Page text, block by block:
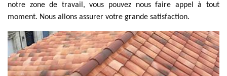
notre zone de travail, vous pouvez nous faire appel à tout
moment. Nous allons assurer votre grande satisfaction.